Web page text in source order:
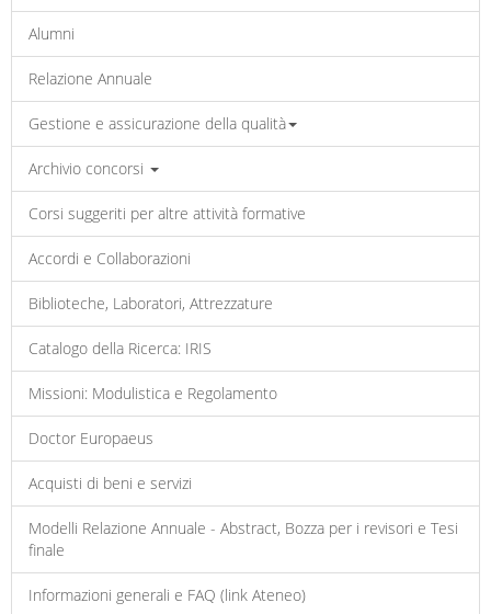
Alumni
Relazione Annuale
Gestione e assicurazione della qualità
Archivio concorsi
Corsi suggeriti per altre attività formative
Accordi e Collaborazioni
Biblioteche, Laboratori, Attrezzature
Catalogo della Ricerca: IRIS
Missioni: Modulistica e Regolamento
Doctor Europaeus
Acquisti di beni e servizi
Modelli Relazione Annuale - Abstract, Bozza per i revisori e Tesi
finale
Informazioni generali e FAQ (link Ateneo)